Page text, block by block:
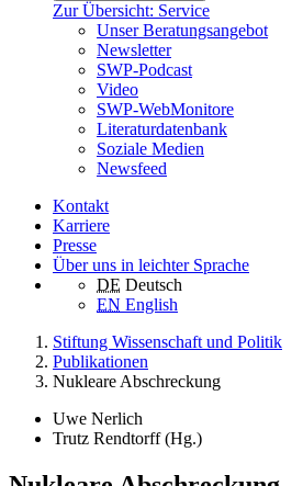
Zur Übersicht: Service
Unser Beratungsangebot
Newsletter
SWP-Podcast
Video
SWP-WebMonitore
Literaturdatenbank
Soziale Medien
Newsfeed
Kontakt
Karriere
Presse
Über uns in leichter Sprache
DE Deutsch
EN English
Stiftung Wissenschaft und Politik
Publikationen
Nukleare Abschreckung
Uwe Nerlich
Trutz Rendtorff (Hg.)